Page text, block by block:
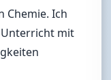
Chemie. Ich
mit